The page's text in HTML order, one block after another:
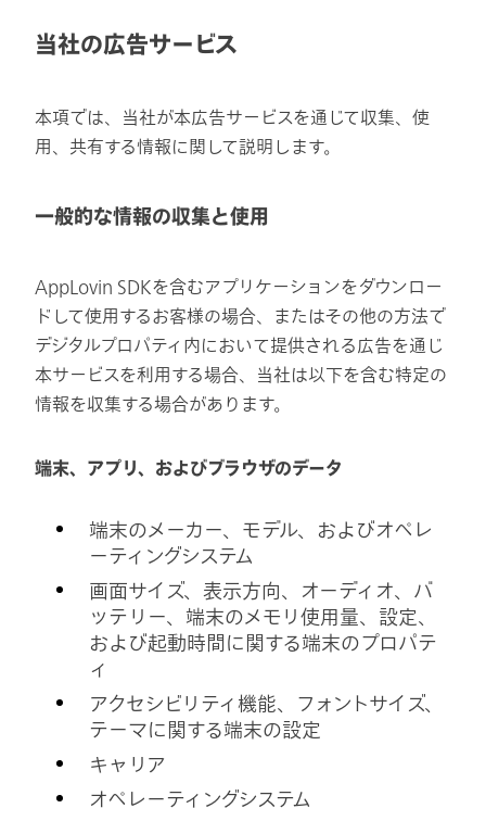
当社の広告サービス
本項では、当社が本広告サービスを通じて収集、使
用、共有する情報に関して説明します。
一般的な情報の収集と使用
AppLovin SDKを含むアプリケーションをダウンロー
ドして使用するお客様の場合、またはその他の方法で
デジタルプロパティ内において提供される広告を通じ
本サービスを利用する場合、当社は以下を含む特定の
情報を収集する場合があります。
端末、アプリ、およびブラウザのデータ
端末のメーカー、モデル、およびオペレ
ーティングシステム
画面サイズ、表示方向、オーディオ、バ
ッテリー、端末のメモリ使用量、設定、
および起動時間に関する端末のプロパテ
ィ
アクセシビリティ機能、フォントサイズ、
テーマに関する端末の設定
キャリア
オペレーティングシステム